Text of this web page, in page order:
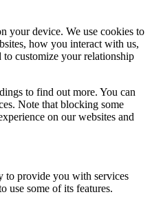
your device. We use cookies to
how you interact with us,
to customize your relationship
to find out more. You can
Note that blocking some
on our websites and
to provide you with services
use some of its features.